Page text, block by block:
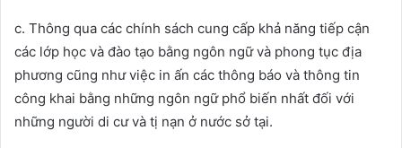
c. Thông qua các chính sách cung cấp khả năng tiếp cận
các lớp học và đào tạo bằng ngôn ngữ và phong tục địa
phương cũng như việc in ấn các thông báo và thông tin
công khai bằng những ngôn ngữ phổ biến nhất đối với
những người di cư và tị nạn ở nước sở tại.